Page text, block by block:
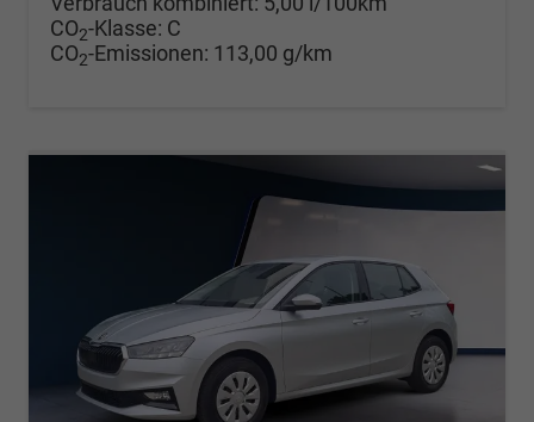
CO2-Klasse: C
CO2-Emissionen: 113,00 g/km